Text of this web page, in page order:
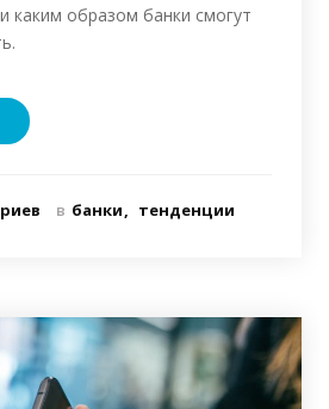
каким образом банки смогут
в банки тенденции